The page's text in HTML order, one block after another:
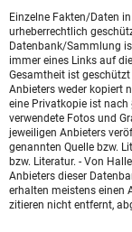
Einzelne Fakten/Daten
urheberrechtlich
Datenbank/Sammlung
immer eines Links auf
Gesamtheit ist
Anbieters weder kopiert
eine Privatkopie ist nach
verwendete Fotos und
jeweiligen Anbieters
genannten Quelle bzw.
bzw. Literatur. - Von
Anbieters dieser
erhalten meistens einen
zitieren nicht entfernt,